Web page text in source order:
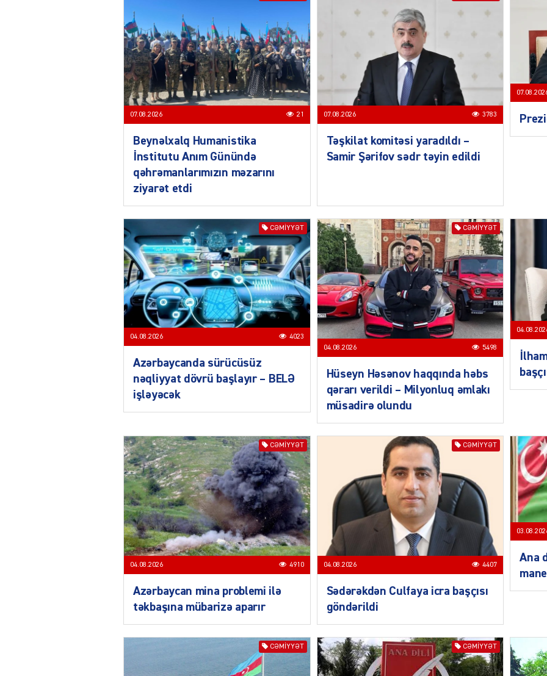
DÜNYA
DÜNYA
07.08.2026 21
Beynəlxalq Humanistika
İnstitutu Anım Günündə
qəhrəmanlarımızın məzarını
ziyarət etdi
07.08.2026 3783
Təşkilat komitəsi yaradıldı –
Samir Şərifov sədr təyin edildi
CƏMIYYƏT
04.08.2026 4023
Azərbaycanda sürücüsüz
nəqliyyat dövrü başlayır – BELƏ
işləyəcək
CƏMIYYƏT
04.08.2026 5498
Hüseyn Həsənov haqqında həbs
qərarı verildi – Milyonluq əmlakı
müsadirə olundu
CƏMIYYƏT
04.08.2026 4910
Azərbaycan mina problemi ilə
təkbaşına mübarizə aparır
CƏMIYYƏT
04.08.2026 4407
Sədərəkdən Culfaya icra başçısı
göndərildi
Ana
CƏMIYYƏT CƏMIYYƏT